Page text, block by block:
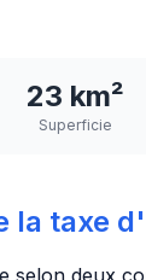
23 km²
Superficie
la taxe
selon deux